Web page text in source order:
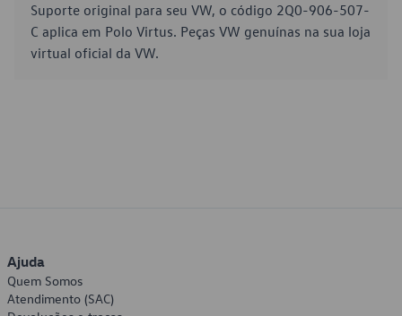
Suporte original para seu VW, o código 2Q0-906-507-
C aplica em Polo Virtus. Peças VW genuínas na sua loja
virtual oficial da VW.
Ajuda
Quem Somos
Atendimento (SAC)